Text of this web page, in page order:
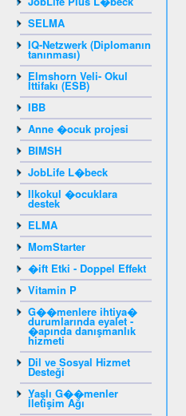
SELMA
IQ-Netzwerk (Diplomanın
tanınması)
Elmshorn Veli- Okul
İttifakı (ESB)
IBB
Anne �ocuk projesi
BIMSH
JobLife L�beck
Ilkokul �ocuklara
destek
ELMA
MomStarter
�ift Etki - Doppel Effekt
Vitamin P
G��menlere ihtiya�
durumlarında eyalet -
�apında danışmanlık
hizmeti
Dil ve Sosyal Hizmet
Desteği
Yaşlı G��menler
İletişim Ağı